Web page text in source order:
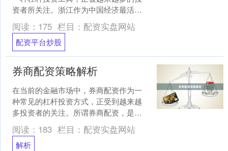
资者所关注。浙江作为中国经济最活跃
的省份之一，拥有众多配资平台。然
而，如何从海量信息中筛选出....
阅读： 175 栏目： 配资实盘网站
配资平台炒股
券商配资策略解析
在当前的金融市场中，券商配资作为一
种常见的杠杆投资方式，正受到越来越
多投资者的关注。所谓券商配资，是指
投资者通过向证券公司或第三方配资平
台借入资金，以放大自有资....
阅读： 183 栏目： 配资实盘网站
解析